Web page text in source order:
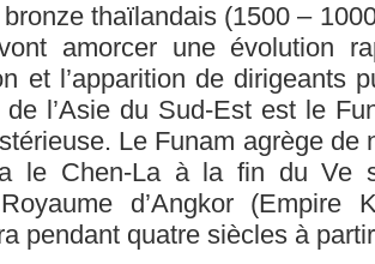
bronze thaïlandais (1500 –
amorcer une évolution
et l’apparition de dirigeants
de l’Asie du Sud-Est est le
Le Funam agrège de
le Chen-La à la fin du Ve
d’Angkor (Empire
pendant quatre siècles à